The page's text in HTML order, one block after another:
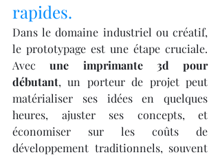
rapides.
Dans le domaine industriel ou créatif,
le prototypage est une étape cruciale.
Avec une imprimante 3d pour
débutant, un porteur de projet peut
matérialiser ses idées en quelques
heures, ajuster ses concepts, et
économiser sur les coûts de
développement traditionnels, souvent